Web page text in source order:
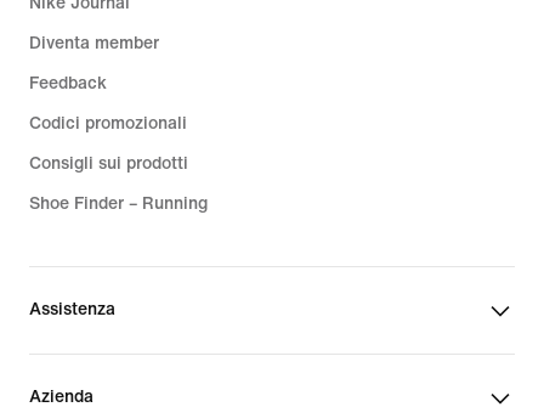
Diventa member
Feedback
Codici promozionali
Consigli sui prodotti
Shoe Finder – Running
Assistenza
Azienda